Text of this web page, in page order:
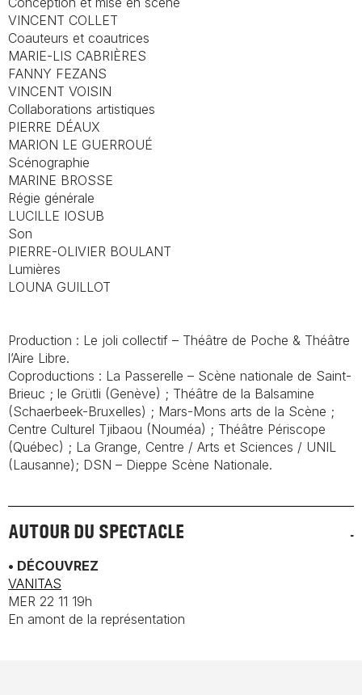
VINCENT COLLET
Coauteurs et coautrices
MARIE-LIS CABRIÈRES
FANNY FEZANS
VINCENT VOISIN
Collaborations artistiques
PIERRE DÉAUX
MARION LE GUERROUÉ
Scénographie
MARINE BROSSE
Régie générale
LUCILLE IOSUB
Son
PIERRE-OLIVIER BOULANT
Lumières
LOUNA GUILLOT
Production : Le joli collectif – Théâtre de Poche & Théâtre
l’Aire Libre.
Coproductions : La Passerelle – Scène nationale de Saint-
Brieuc ; le Grütli (Genève) ; Théâtre de la Balsamine
(Schaerbeek-Bruxelles) ; Mars-Mons arts de la Scène ;
Centre Culturel Tjibaou (Nouméa) ; Théâtre Périscope
(Québec) ; La Grange, Centre / Arts et Sciences / UNIL
(Lausanne); DSN – Dieppe Scène Nationale.
AUTOUR DU SPECTACLE
• DÉCOUVREZ
VANITAS
MER 22 11 19h
En amont de la représentation